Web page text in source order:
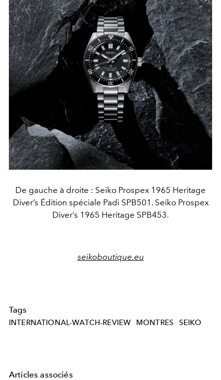
De gauche à droite : Seiko Prospex 1965 Heritage
Diver’s Édition spéciale Padi SPB501. Seiko Prospex
Diver’s 1965 Heritage SPB453.
seikoboutique.eu
Tags
INTERNATIONAL-WATCH-REVIEW MONTRES SEIKO
Articles associés